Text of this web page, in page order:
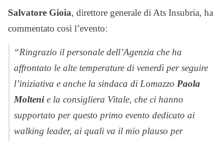
Salvatore Gioia, direttore generale di Ats Insubria, ha
commentato così l’evento:
“Ringrazio il personale dell’Agenzia che ha
affrontato le alte temperature di venerdì per seguire
l’iniziativa e anche la sindaca di Lomazzo Paola
Moltenie la consigliera Vitale, che ci hanno
supportato per questo primo evento dedicato ai
walking leader, ai quali va il mio plauso per